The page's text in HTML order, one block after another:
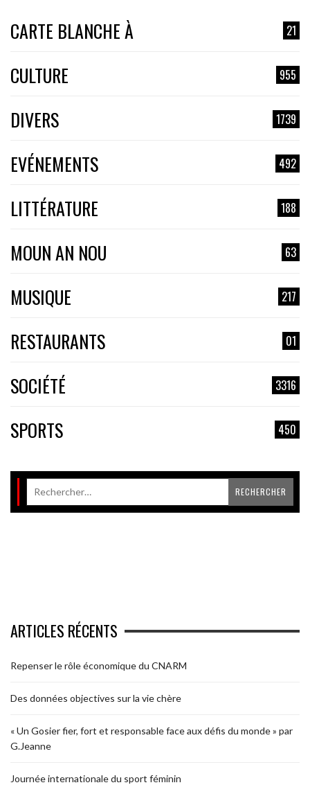
CARTE BLANCHE À 21
CULTURE 955
DIVERS 1739
EVÉNEMENTS 492
LITTÉRATURE 188
MOUN AN NOU 63
MUSIQUE 217
RESTAURANTS 01
SOCIÉTÉ 3316
SPORTS 450
ARTICLES RÉCENTS
Repenser le rôle économique du CNARM
Des données objectives sur la vie chère
« Un Gosier fier, fort et responsable face aux défis du monde » par
G.Jeanne
Journée internationale du sport féminin